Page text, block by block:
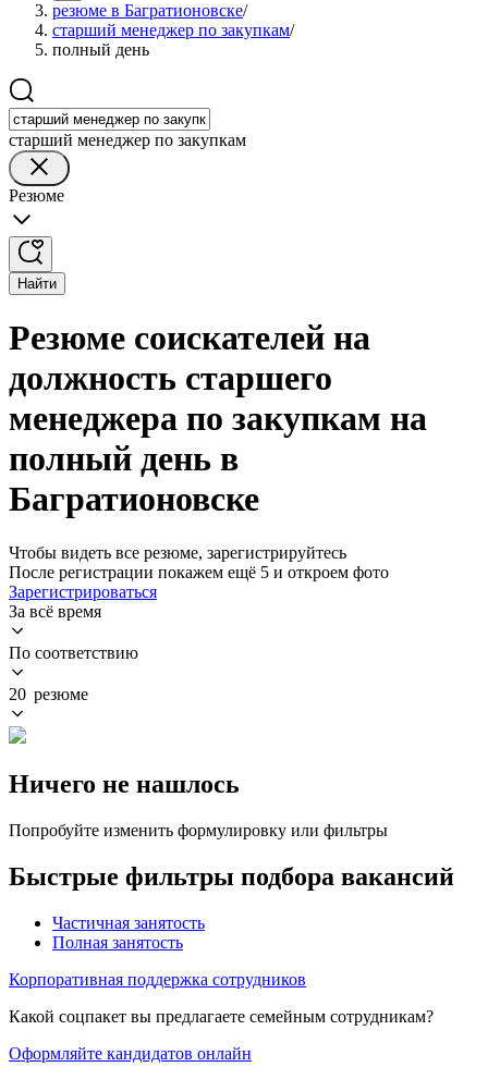
резюме в Багратионовске/
старший менеджер по закупкам/
полный день
старший менеджер по закупкам
Резюме
Найти
Резюме соискателей на
должность старшего
менеджера по закупкам на
полный день в
Багратионовске
Чтобы видеть все резюме, зарегистрируйтесь
После регистрации покажем ещё 5 и откроем фото
Зарегистрироваться
За всё время
По соответствию
20 резюме
Ничего не нашлось
Попробуйте изменить формулировку или фильтры
Быстрые фильтры подбора вакансий
Частичная занятость
Полная занятость
Корпоративная поддержка сотрудников
Какой соцпакет вы предлагаете семейным сотрудникам?
Оформляйте кандидатов онлайн